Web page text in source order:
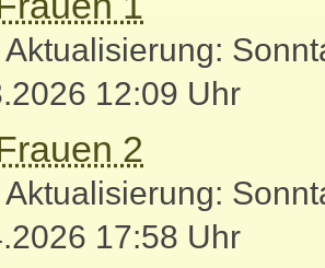
Aktualisierung:
12:09 Uhr
2
Aktualisierung:
17:58 Uhr